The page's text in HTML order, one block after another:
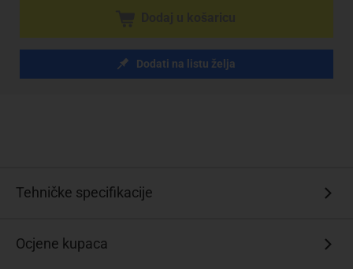
Dodati na listu želja
Tehničke specifikacije
Ocjene kupaca